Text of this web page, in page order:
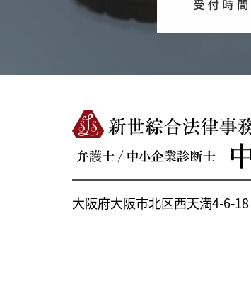
大阪府大阪市北区西天満4-6-18